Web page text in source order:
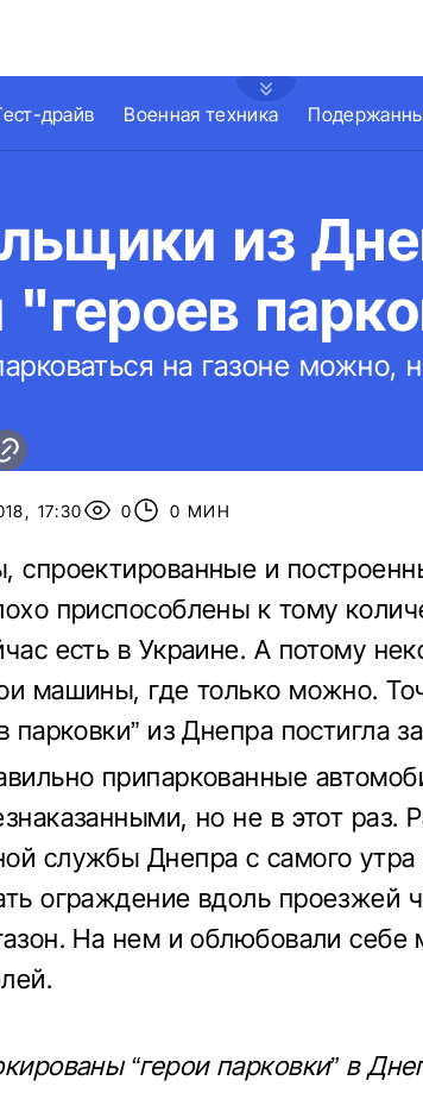
драйв Военная техника
из
"героев
на газоне можно,
17:30 0 0 МИН
спроектированные и
приспособлены к тому
есть в Украине. А потому
машины, где только можно.
парковки” из Днепра постигла
припаркованные
но не в этот раз.
службы Днепра с самого утра
ограждение вдоль проезжей
На нем и облюбовали себе
“герои парковки” в